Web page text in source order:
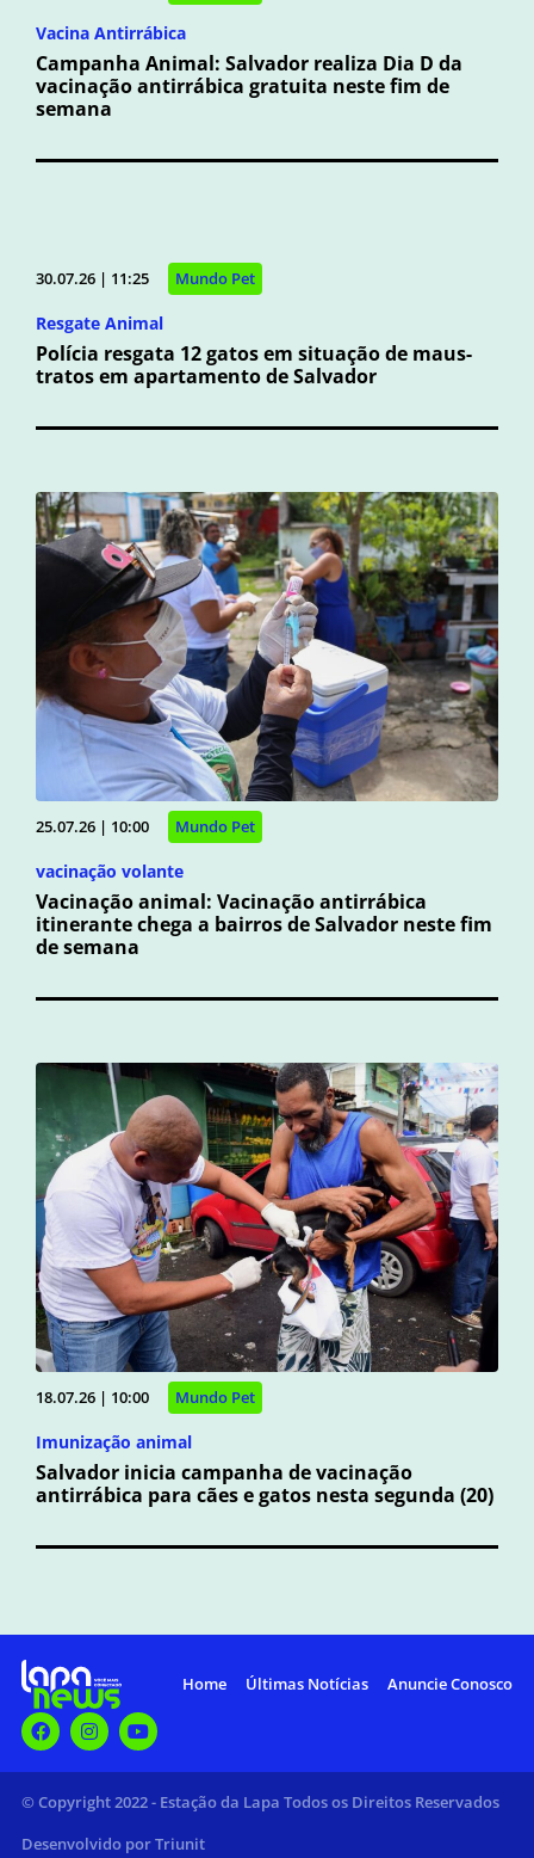
Vacina Antirrábica
Campanha Animal: Salvador realiza Dia D da
vacinação antirrábica gratuita neste fim de
semana
30.07.26 | 11:25 Mundo Pet
Resgate Animal
Polícia resgata 12 gatos em situação de maus-
tratos em apartamento de Salvador
25.07.26 | 10:00 Mundo Pet
vacinação volante
Vacinação animal: Vacinação antirrábica
itinerante chega a bairros de Salvador neste fim
de semana
18.07.26 | 10:00 Mundo Pet
Imunização animal
Salvador inicia campanha de vacinação
antirrábica para cães e gatos nesta segunda (20)
Home Últimas Notícias Anuncie Conosco
© Copyright 2022 - Estação da Lapa Todos os Direitos Reservados
Desenvolvido por Triunit